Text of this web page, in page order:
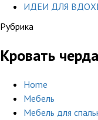
ИДЕИ ДЛЯ
Рубрика
Кровать
Home
Мебель
Мебель для